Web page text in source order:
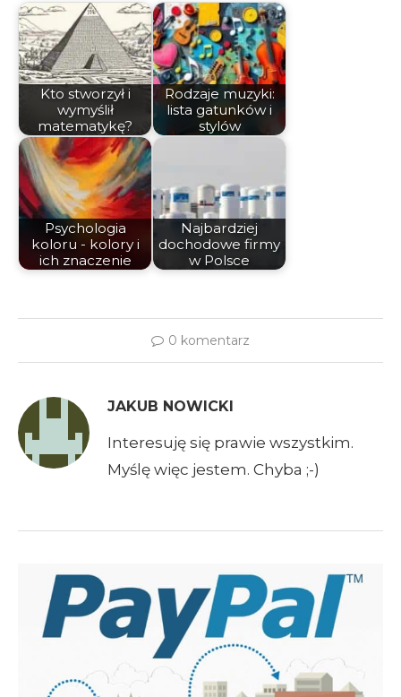
Kto stworzył i
wymyślił
matematykę?
Rodzaje muzyki:
lista gatunków i
stylów
Psychologia
koloru - kolory i
ich znaczenie
Najbardziej
dochodowe firmy
w Polsce
0 komentarz
JAKUB NOWICKI
Interesuję się prawie wszystkim.
Myślę więc jestem. Chyba ;-)